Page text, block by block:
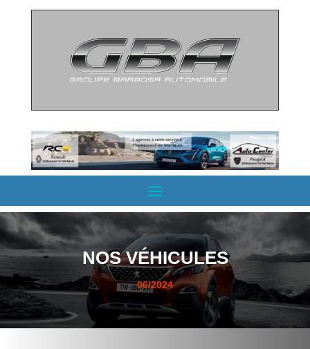
NOS VÉHICULES
06/2024